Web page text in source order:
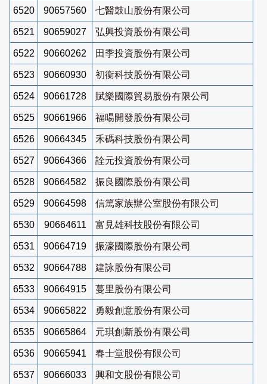
6520 90657560 七醫鼓山股份有限公司
6521 90659027 弘興投資股份有限公司
6522 90660262 田季投資股份有限公司
6523 90660930 初衡科技股份有限公司
6524 90661728 賦樂國際貿易股份有限公司
6525 90661966 福暘開發股份有限公司
6526 90664345 禾碼科技股份有限公司
6527 90664366 詮元投資股份有限公司
6528 90664582 振良國際股份有限公司
6529 90664598 信篤家族辦公室股份有限公司
6530 90664611 富見雄科技股份有限公司
6531 90664719 振濠國際股份有限公司
6532 90664788 建詠股份有限公司
6533 90664915 蔓里股份有限公司
6534 90665822 勇毅創意股份有限公司
6535 90665864 元琪創新股份有限公司
6536 90665941 春士堂股份有限公司
6537 90666033 興和文股份有限公司